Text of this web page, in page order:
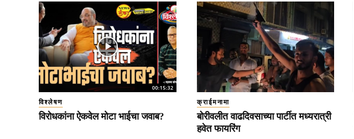
00:15:32
विश्लेषण
विरोधकांना ऐकवेल मोटा भाईचा जवाब?
क्राईमनामा
बोरीवलीत वाढदिवसाच्या पार्टीत मध्यरात्री
हवेत फायरिंग